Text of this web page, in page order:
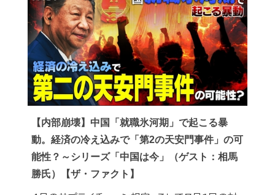
【内部崩壊】中国「就職氷河期」で起こる暴
動。経済の冷え込みで「第2の天安門事件」の可
能性？～シリーズ「中国は今」（ゲスト：相馬
勝氏）【ザ・ファクト】